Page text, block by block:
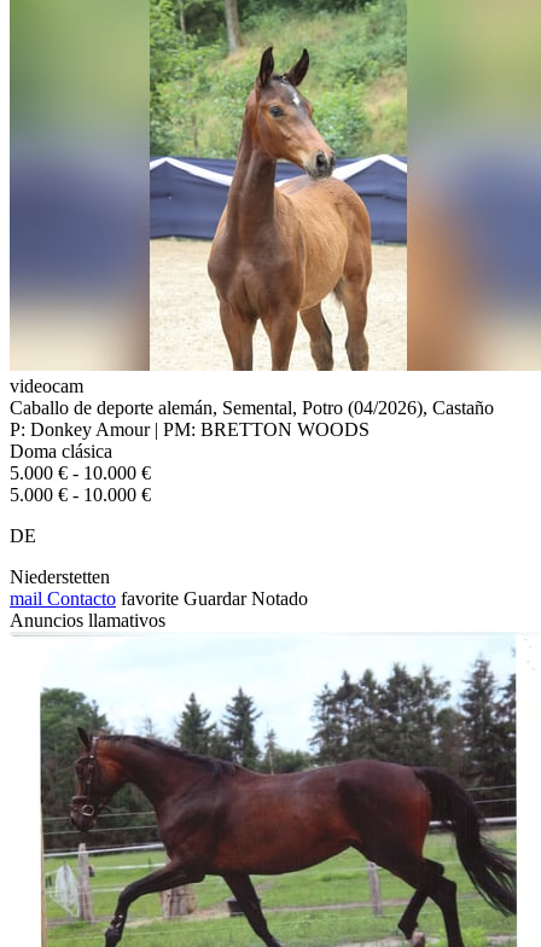
videocam
Caballo de deporte alemán, Semental, Potro (04/2026), Castaño
P: Donkey Amour | PM: BRETTON WOODS
Doma clásica
5.000 € - 10.000 €
5.000 € - 10.000 €
DE
Niederstetten
mail Contacto favorite Guardar Notado
Anuncios llamativos